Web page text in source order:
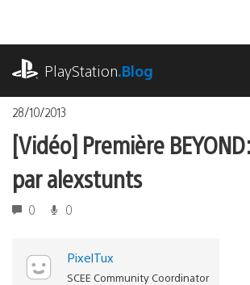
contenu
PlayStation.Blog
28/10/2013
[Vidéo] Première
par alexstunts
0 0
PixelTux
SCEE Community Coordinator